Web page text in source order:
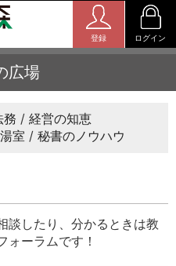
登録 ログイン
広場
務
経営の知恵
室 秘書のノウハウ
談したり、分かるときは教
ォーラムです！